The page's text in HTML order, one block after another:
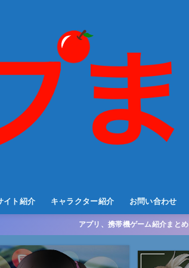
イト紹介 キャラクター紹介 お問い合わせ
アプリ、携帯機ゲーム紹介まとめ